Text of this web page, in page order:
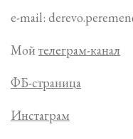
e-mail:
Мой телеграм-канал
ФБ-страница
Инстаграм